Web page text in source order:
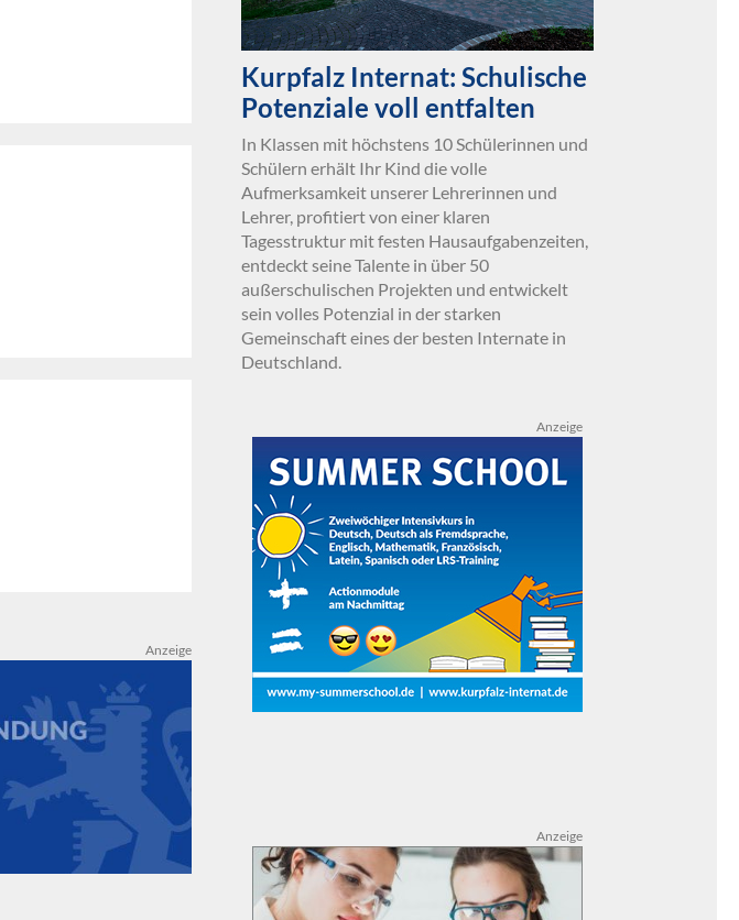
Anzeige
Kurpfalz Internat: Schulische
Potenziale voll entfalten
In Klassen mit höchstens 10 Schülerinnen und
Schülern erhält Ihr Kind die volle
Aufmerksamkeit unserer Lehrerinnen und
Lehrer, profitiert von einer klaren
Tagesstruktur mit festen Hausaufgabenzeiten,
entdeckt seine Talente in über 50
außerschulischen Projekten und entwickelt
sein volles Potenzial in der starken
Gemeinschaft eines der besten Internate in
Deutschland.
Anzeige
Anzeige